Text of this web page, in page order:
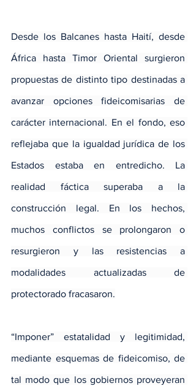
Desde los Balcanes hasta Haití, desde
África hasta Timor Oriental surgieron
propuestas de distinto tipo destinadas a
avanzar opciones fideicomisarias de
carácter internacional. En el fondo, eso
reflejaba que la igualdad jurídica de los
Estados estaba en entredicho. La
realidad fáctica superaba a la
construcción legal. En los hechos,
muchos conflictos se prolongaron o
resurgieron y las resistencias a
modalidades actualizadas de
protectorado fracasaron.
“Imponer” estatalidad y legitimidad,
mediante esquemas de fideicomiso, de
tal modo que los gobiernos proveyeran